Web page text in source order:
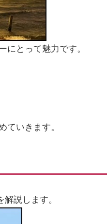
にとって魅力です。
ていきます。
説します。